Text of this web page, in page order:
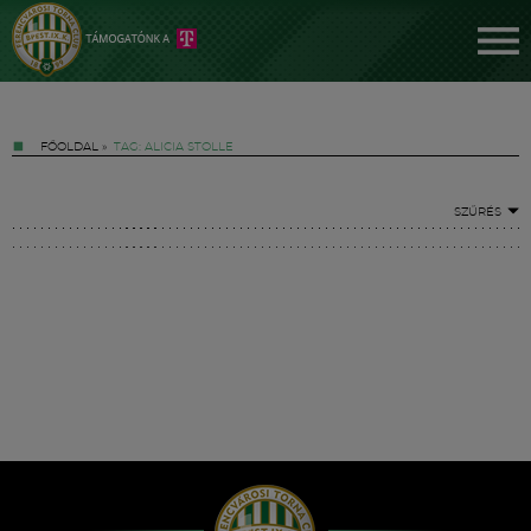
FŐOLDAL » TAG: ALICIA STOLLE
SZŰRÉS
Hírek